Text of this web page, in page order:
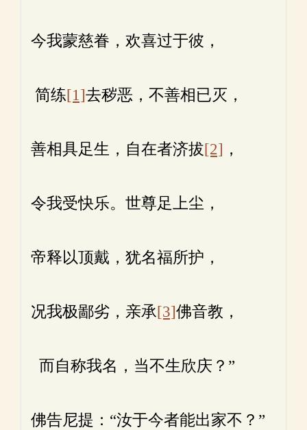
今我蒙慈眷，欢喜过于彼，
简练[1]去秽恶，不善相已灭，
善相具足生，自在者济拔[2] ，
令我受快乐。世尊足上尘，
帝释以顶戴，犹名福所护，
况我极鄙劣，亲承[3]佛音教，
而自称我名，当不生欣庆？”
佛告尼提：“汝于今者能出家不？”